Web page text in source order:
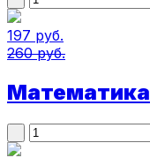
197 руб.
260 руб.
Математика